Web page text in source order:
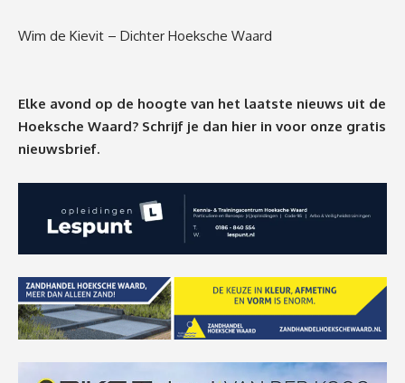
Wim de Kievit – Dichter Hoeksche Waard
Elke avond op de hoogte van het laatste nieuws uit de
Hoeksche Waard? Schrijf je dan hier in voor onze gratis
nieuwsbrief.